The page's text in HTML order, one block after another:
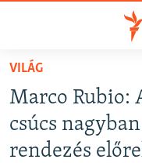
Akadálymentes
Ugrás
fő
oldalra
AKTUÁLIS
PODCASTOK
VILÁG
Marco Rubio:
csúcs
rendezés